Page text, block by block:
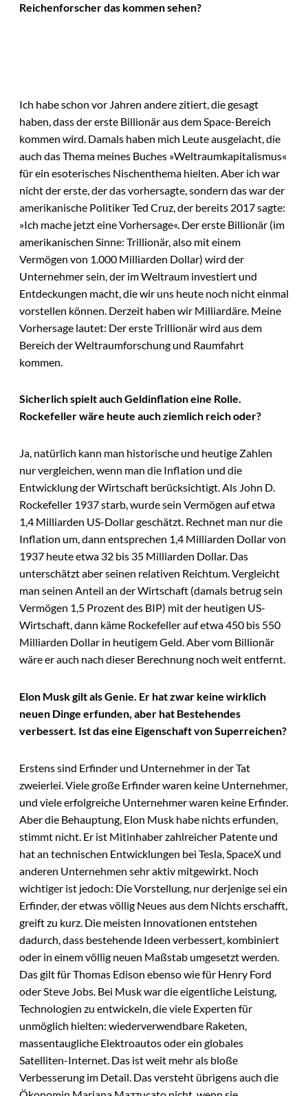
Reichenforscher das kommen sehen?
Ich habe schon vor Jahren andere zitiert, die gesagt
haben, dass der erste Billionär aus dem Space-Bereich
kommen wird. Damals haben mich Leute ausgelacht, die
auch das Thema meines Buches »Weltraumkapitalismus«
für ein esoterisches Nischenthema hielten. Aber ich war
nicht der erste, der das vorhersagte, sondern das war der
amerikanische Politiker Ted Cruz, der bereits 2017 sagte:
»Ich mache jetzt eine Vorhersage«. Der erste Billionär (im
amerikanischen Sinne: Trillionär, also mit einem
Vermögen von 1.000 Milliarden Dollar) wird der
Unternehmer sein, der im Weltraum investiert und
Entdeckungen macht, die wir uns heute noch nicht einmal
vorstellen können. Derzeit haben wir Milliardäre. Meine
Vorhersage lautet: Der erste Trillionär wird aus dem
Bereich der Weltraumforschung und Raumfahrt
kommen.
Sicherlich spielt auch Geldinflation eine Rolle.
Rockefeller wäre heute auch ziemlich reich oder?
Ja, natürlich kann man historische und heutige Zahlen
nur vergleichen, wenn man die Inflation und die
Entwicklung der Wirtschaft berücksichtigt. Als John D.
Rockefeller 1937 starb, wurde sein Vermögen auf etwa
1,4 Milliarden US-Dollar geschätzt. Rechnet man nur die
Inflation um, dann entsprechen 1,4 Milliarden Dollar von
1937 heute etwa 32 bis 35 Milliarden Dollar. Das
unterschätzt aber seinen relativen Reichtum. Vergleicht
man seinen Anteil an der Wirtschaft (damals betrug sein
Vermögen 1,5 Prozent des BIP) mit der heutigen US-
Wirtschaft, dann käme Rockefeller auf etwa 450 bis 550
Milliarden Dollar in heutigem Geld. Aber vom Billionär
wäre er auch nach dieser Berechnung noch weit entfernt.
Elon Musk gilt als Genie. Er hat zwar keine wirklich
neuen Dinge erfunden, aber hat Bestehendes
verbessert. Ist das eine Eigenschaft von Superreichen?
Erstens sind Erfinder und Unternehmer in der Tat
zweierlei. Viele große Erfinder waren keine Unternehmer,
und viele erfolgreiche Unternehmer waren keine Erfinder.
Aber die Behauptung, Elon Musk habe nichts erfunden,
stimmt nicht. Er ist Mitinhaber zahlreicher Patente und
hat an technischen Entwicklungen bei Tesla, SpaceX und
anderen Unternehmen sehr aktiv mitgewirkt. Noch
wichtiger ist jedoch: Die Vorstellung, nur derjenige sei ein
Erfinder, der etwas völlig Neues aus dem Nichts erschafft,
greift zu kurz. Die meisten Innovationen entstehen
dadurch, dass bestehende Ideen verbessert, kombiniert
oder in einem völlig neuen Maßstab umgesetzt werden.
Das gilt für Thomas Edison ebenso wie für Henry Ford
oder Steve Jobs. Bei Musk war die eigentliche Leistung,
Technologien zu entwickeln, die viele Experten für
unmöglich hielten: wiederverwendbare Raketen,
massentaugliche Elektroautos oder ein globales
Satelliten-Internet. Das ist weit mehr als bloße
Verbesserung im Detail. Das versteht übrigens auch die